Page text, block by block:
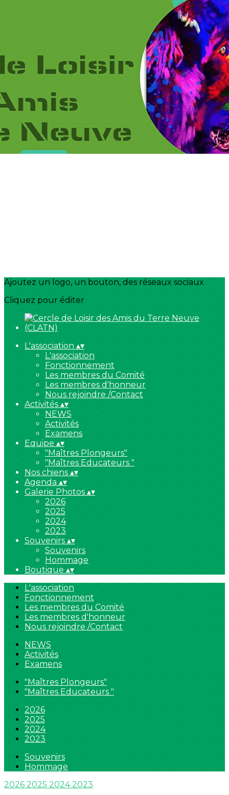
2026
2025
2024
?>
Images de la page d'accueil
Cliquez pour éditer
Ajoutez un logo, un bouton, des réseaux sociaux
Cliquez pour éditer
L'association ▴▾
L'association
Fonctionnement
Les membres du Comité
Les membres d'honneur
Nous rejoindre /Contact
Activités ▴▾
NEWS
Activités
Examens
Equipe ▴▾
"Maîtres Plongeurs"
"Maîtres Educateurs "
Nos chiens ▴▾
Agenda ▴▾
Galerie Photos ▴▾
2026
2025
2024
2023
Souvenirs ▴▾
Souvenirs
Hommage
Boutique ▴▾
L'association
Fonctionnement
Les membres du Comité
Les membres d'honneur
Nous rejoindre /Contact
NEWS
Activités
Examens
"Maîtres Plongeurs"
"Maîtres Educateurs "
2026
2025
2024
2023
Souvenirs
Hommage
2026 2025 20242023